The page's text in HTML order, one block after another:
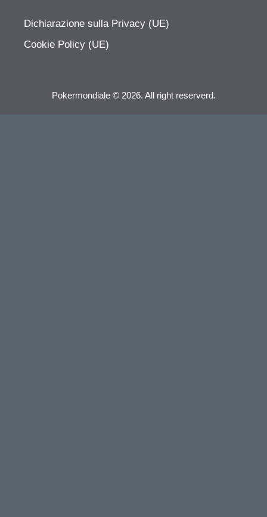
Dichiarazione sulla Privacy (UE)
Cookie Policy (UE)
Pokermondiale © 2026. All right reserverd.